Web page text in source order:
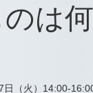
社：ＢＣＣ株式会
は
（火） 14:00-